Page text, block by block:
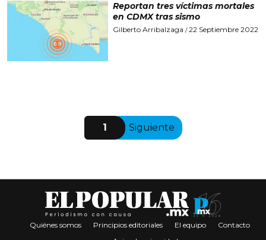
Reportan tres víctimas mortales
en CDMX tras sismo
Gilberto Arribalzaga /22 Septiembre 2022
1 Siguiente
Quiénes somos Principios editoriales El equipo
Contacto